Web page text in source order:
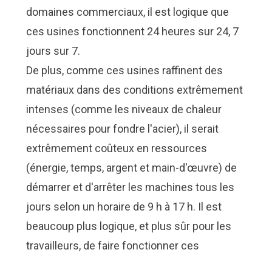
domaines commerciaux, il est logique que
ces usines fonctionnent 24 heures sur 24, 7
jours sur 7.
De plus, comme ces usines raffinent des
matériaux dans des conditions extrêmement
intenses (comme les niveaux de chaleur
nécessaires pour fondre l'acier), il serait
extrêmement coûteux en ressources
(énergie, temps, argent et main-d'œuvre) de
démarrer et d'arrêter les machines tous les
jours selon un horaire de 9 h à 17 h. Il est
beaucoup plus logique, et plus sûr pour les
travailleurs, de faire fonctionner ces